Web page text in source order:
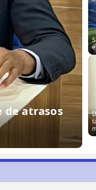
de atrasos